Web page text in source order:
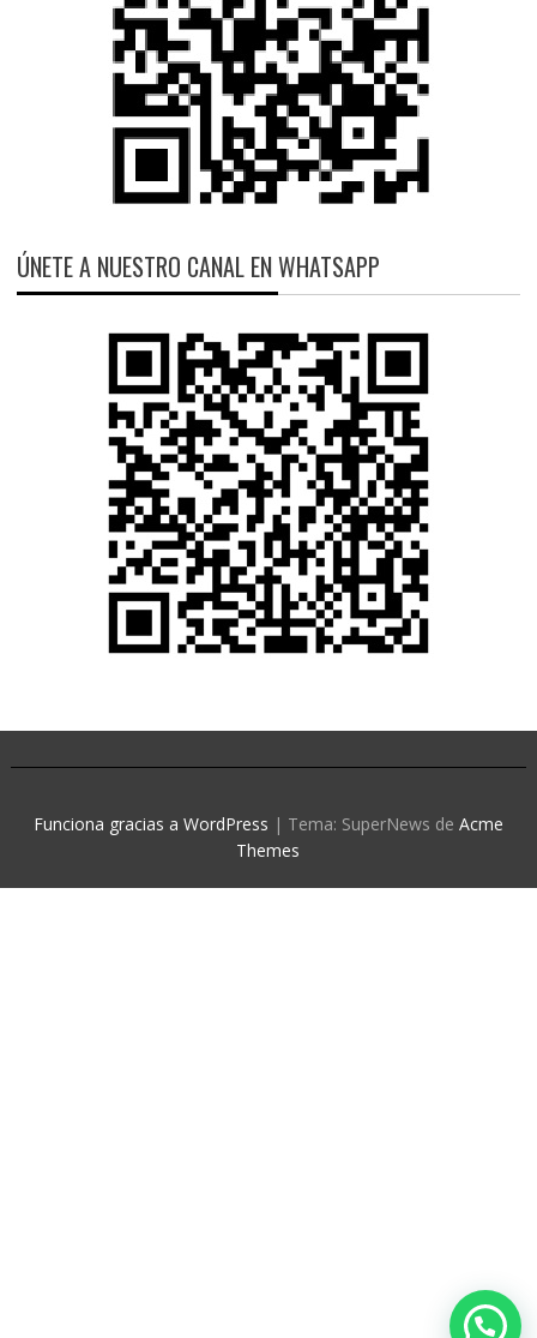
ÚNETE A NUESTRO CANAL EN WHATSAPP
Funciona gracias a WordPress | Tema: SuperNews de Acme
Themes